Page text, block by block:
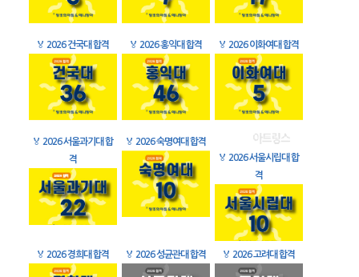
🏅 2026 건국대 합격 🏅 2026 홍익대 합격 🏅 2026 이화여대 합격
🏅 2026 서울과기대 합
격
🏅 2026 숙명여대 합격
🏅 2026 서울시립대 합
격
🏅 2026 경희대 합격 🏅 2026 성균관대 합격 🏅 2026 고려대 합격